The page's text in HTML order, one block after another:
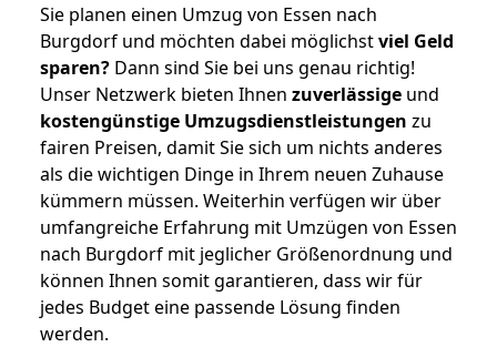
Sie planen einen Umzug von Essen nach
Burgdorf und möchten dabei möglichstviel Geld
sparen? Dann sind Sie bei uns genau richtig!
Unser Netzwerk bieten Ihnen zuverlässige und
kostengünstige Umzugsdienstleistungen zu
fairen Preisen, damit Sie sich um nichts anderes
als die wichtigen Dinge in Ihrem neuen Zuhause
kümmern müssen. Weiterhin verfügen wir über
umfangreiche Erfahrung mit Umzügen von Essen
nach Burgdorf mit jeglicher Größenordnung und
können Ihnen somit garantieren, dass wir für
jedes Budget eine passende Lösung finden
werden.